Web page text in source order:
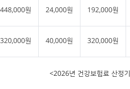
448,000원 24,000원 192,000원
320,000원 40,000원 320,000원
<2026년 건강보험료 산정